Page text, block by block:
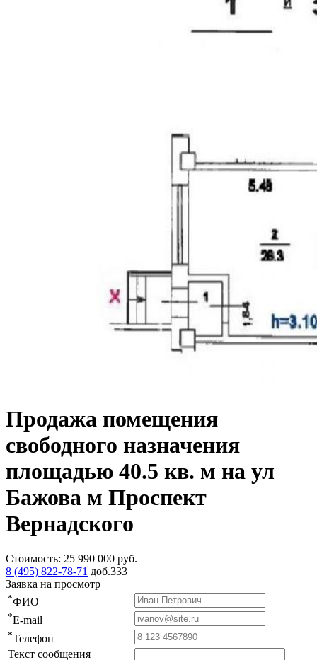
Продажа помещения
свободного назначения
площадью 40.5 кв. м на ул
Бажова м Проспект
Вернадского
Стоимость: 25 990 000 руб.
8 (495) 822-78-71 доб.333
Заявка на просмотр
*ФИО
*E-mail
*Телефон
Текст сообщения